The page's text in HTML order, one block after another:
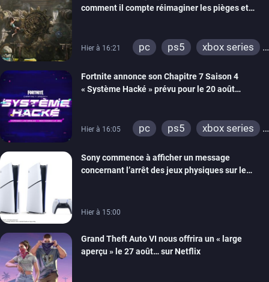
comment il compte réimaginer les pièges et
Hier à 16:21 pc ps5
xbox series
Fortnite annonce son Chapitre 7 Saison 4
« Système Hacké » prévu pour le 20 août
Hier à 16:05 pc ps5
xbox series
ps4
xbox one
switch 2
Sony commence à afficher un message
concernant l’arrêt des jeux physiques sur le
Hier à 15:00
Grand Theft Auto VI nous offrira un « large
aperçu » le 27 août… sur Netflix